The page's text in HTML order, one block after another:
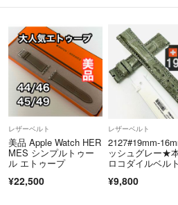
1000~2999円→50円引き
3000円〜→100円引き
8000円〜→200円引き
15000円〜→300円引き
購入前にコメント欄で
フォローしましたとお伝えください
(※ご購入後は割引出来ません)
不定期にゲリラセール開催しますので
見逃したくない方はフォローして要チェ
❇️2個以上のご購入♡
レザーベルト
美品 Apple Watch HER
MES シンプルトゥー
ル エトゥープ
¥22,500
レザーベルト
2127#19mm-
ッシュグレー★
ロコダイルベル
¥9,800